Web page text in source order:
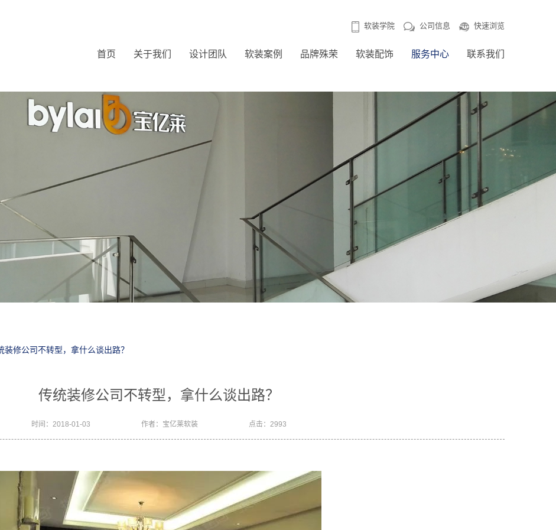
软装学院 公司信息 快速浏览
首页 关于我们 设计团队 软装案例 品牌殊荣 软装配饰 服务中心 联系我们
装修公司不转型，拿什么谈出路？
传统装修公司不转型，拿什么谈出路？
时间：2018-01-03 作者：宝亿莱软装 点击：2993